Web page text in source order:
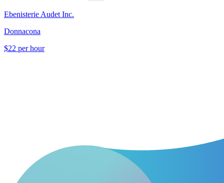
Ebenisterie Audet Inc.
Donnacona
$22 per hour